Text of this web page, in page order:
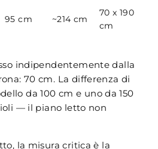
95 cm ~214 cm
70 x 190
cm
indipendentemente dalla
70 cm. La differenza di
da 100 cm e uno da 150
— il piano letto non
la misura critica è la